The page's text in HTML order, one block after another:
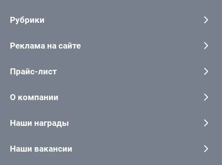
Рубрики
Реклама на сайте
Прайс-лист
О компании
Наши награды
Наши вакансии